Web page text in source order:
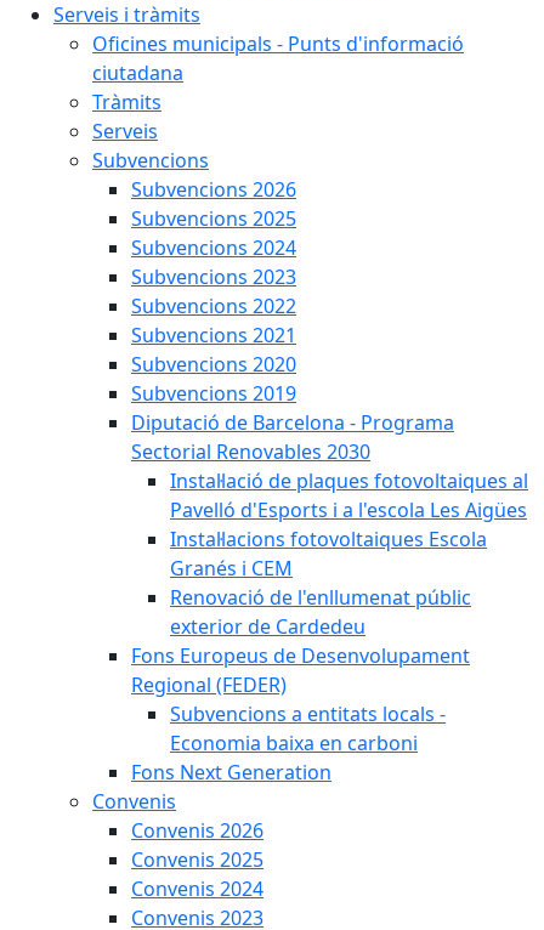
Serveis i tràmits
Oficines municipals - Punts d'informació
ciutadana
Tràmits
Serveis
Subvencions
Subvencions 2026
Subvencions 2025
Subvencions 2024
Subvencions 2023
Subvencions 2022
Subvencions 2021
Subvencions 2020
Subvencions 2019
Diputació de Barcelona - Programa
Sectorial Renovables 2030
Instal·lació de plaques fotovoltaiques al
Pavelló d'Esports i a l'escola Les Aigües
Instal·lacions fotovoltaiques Escola
Granés i CEM
Renovació de l'enllumenat públic
exterior de Cardedeu
Fons Europeus de Desenvolupament
Regional (FEDER)
Subvencions a entitats locals -
Economia baixa en carboni
Fons Next Generation
Convenis
Convenis 2026
Convenis 2025
Convenis 2024
Convenis 2023